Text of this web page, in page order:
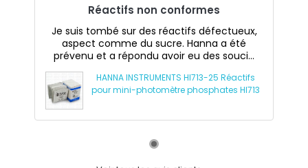
Réactifs non conformes
Je suis tombé sur des réactifs défectueux,
aspect comme du sucre. Hanna a été
prévenu et a répondu avoir eu des souci...
HANNA INSTRUMENTS HI713-25 Réactifs
pour mini-photomètre phosphates HI713